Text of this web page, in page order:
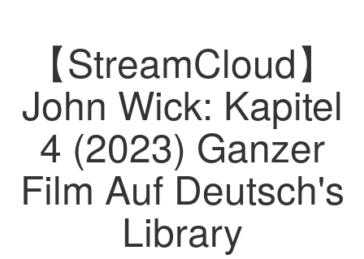
【StreamCloud】
John Wick: Kapitel
4 (2023) Ganzer
Film Auf Deutsch's
Library